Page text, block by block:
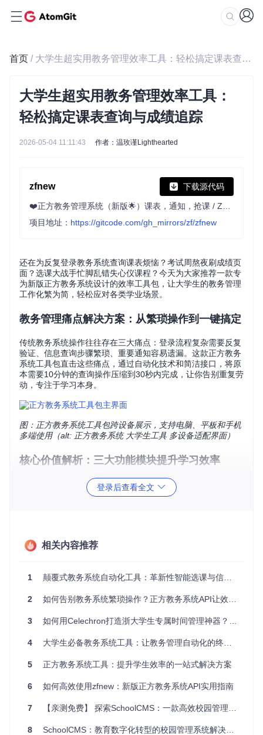
首页 / 大学生超实用教务管理效率工具：轻松搞定课表查询与成绩追踪
大学生超实用教务管理效率工具：
轻松搞定课表查询与成绩追踪
2026-05-04 11:11:43 作者：温玫谨Lighthearted
zfnew 下载源代码
项目地址： https://gitcode.com/gh_mirrors/zf/zfnew
还在为反复登录教务系统查询课表烦恼？考试周熬夜刷成绩页
面？选课大战手忙脚乱错失心仪课程？今天为大家推荐一款专
为新版正方教务系统设计的效率工具包，让大学生的教务管理
工作化繁为简，轻松应对各类学业场景。
教务管理痛点解决方案：从繁琐操作到一键搞定
传统教务系统操作往往存在三大痛点：登录流程复杂需要反复
验证、信息查询步骤繁琐、重要通知容易遗漏。这款正方教务
系统工具包直击这些痛点，通过自动化技术和简洁接口，将原
本需要10分钟的查询操作压缩到30秒内完成，让你告别重复劳
动，专注于学习本身。
图：正方教务系统工具包跨设备展示，支持电脑、平板和手机
多端使用（alt: 正方教务系统 大学生工具 多设备适配界面）
核心价值解析：三大功能模块提升学习效率
智能登录模块[zfnew/api/login.py]——解决反复验证难题
信息聚合模块[zfnew/api/get_info.py]——一站式数据中心
个页面间切换。考前突击复习时，3秒导出整学期考试安排；
选课季快速筛选课程冲突，让时间管理更高效。
自动化操作模块[zfnew/api/choose.py]——抢课不再拼手速
即将上线的智能抢课功能将彻底改变传统选课模式，通过实时
课大战中占得先机，不再错失重要课程。
场景化应用指南：三步搞定教务管理
安装部署解决方案：3分钟快速上手
通过pip命令即可完成安装，无需复杂配置，小白也能轻松搞
登录后查看全文
相关内容推荐
1 颠覆式教务系统自动化工具：革新性智能选课与信息查询解决方案
2 如何告别教务系统繁琐操作？正方教务系统API让效率提升300%
3 如何用Celechron打造浙大学生专属时间管理神器？超实用安装指南📚
4 大学生必备教务系统工具：让教务管理自动化的终极指南
5 正方教务系统工具：提升学生效率的一站式解决方案
6 如何高效使用zfnew：新版正方教务系统API实用指南
7 【亲测免费】 探索SchoolCMS：一款高效校园管理系统的开源方案
8 SchoolCMS：教育数字化转型的校园管理系统解决方案